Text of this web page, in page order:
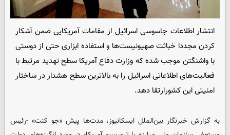
انتشار اطلاعات جاسوسی اسرائیل از مقامات آمریکایی ضمن آشکار
کردن مجددا خباثت صهیونیست‌ها و استفاده ابزاری حتی از دوستی
با واشنگتن موجب شده که وزارت دفاع آمریکا سطح تهدید مرتبط با
فعالیت‌های اطلاعاتی اسرائیل را به بالاترین سطح هشدار در ساختار
امنیتی این کشورارتقا دهد.
به گزارش خبرنگار بین‌الملل ایسکانیوز، مدت‌ها پیش «جو کنت» -رئیس